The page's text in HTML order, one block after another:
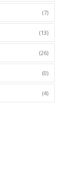
(7)
(13)
(26)
(0)
(4)